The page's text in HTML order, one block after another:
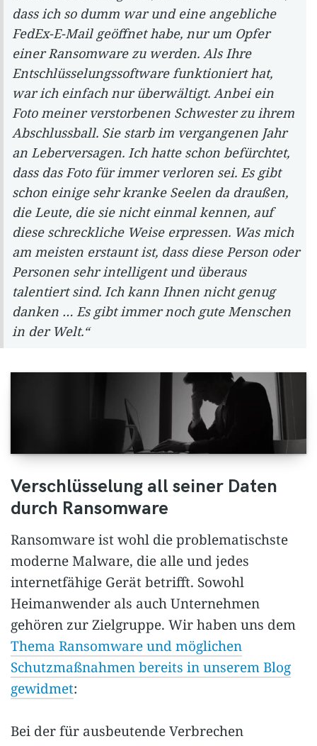
dass ich so dumm war und eine angebliche
FedEx-E-Mail geöffnet habe, nur um Opfer
einer Ransomware zu werden. Als Ihre
Entschlüsselungssoftware funktioniert hat,
war ich einfach nur überwältigt. Anbei ein
Foto meiner verstorbenen Schwester zu ihrem
Abschlussball. Sie starb im vergangenen Jahr
an Leberversagen. Ich hatte schon befürchtet,
dass das Foto für immer verloren sei. Es gibt
schon einige sehr kranke Seelen da draußen,
die Leute, die sie nicht einmal kennen, auf
diese schreckliche Weise erpressen. Was mich
am meisten erstaunt ist, dass diese Person oder
Personen sehr intelligent und überaus
talentiert sind. Ich kann Ihnen nicht genug
danken … Es gibt immer noch gute Menschen
in der Welt.“
Verschlüsselung all seiner Daten
durch Ransomware
Ransomware ist wohl die problematischste
moderne Malware, die alle und jedes
internetfähige Gerät betrifft. Sowohl
Heimanwender als auch Unternehmen
gehören zur Zielgruppe. Wir haben uns dem
Thema Ransomware und möglichen
Schutzmaßnahmen bereits in unserem Blog
gewidmet:
Bei der für ausbeutende Verbrechen